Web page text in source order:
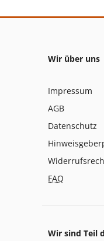
Wir über uns
Impressum
AGB
Datenschutz
FAQ
Wir sind Teil